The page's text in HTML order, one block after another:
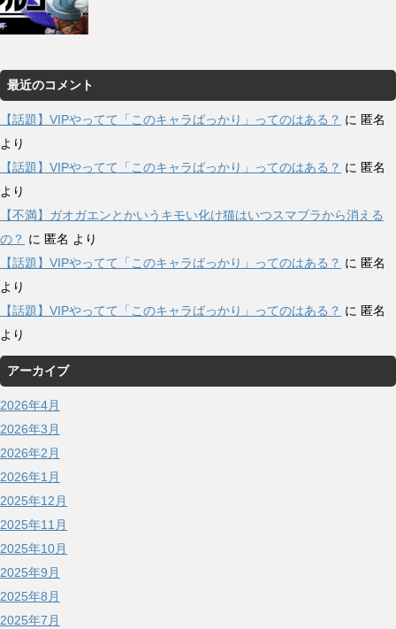
最近のコメント
【話題】VIPやってて「このキャラばっかり」ってのはある？ に 匿名
より
【話題】VIPやってて「このキャラばっかり」ってのはある？ に 匿名
より
【不満】ガオガエンとかいうキモい化け猫はいつスマブラから消える
の？ に 匿名 より
【話題】VIPやってて「このキャラばっかり」ってのはある？ に 匿名
より
【話題】VIPやってて「このキャラばっかり」ってのはある？ に 匿名
より
アーカイブ
2026年4月
2026年3月
2026年2月
2026年1月
2025年12月
2025年11月
2025年10月
2025年9月
2025年8月
2025年7月